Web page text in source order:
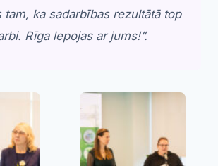
ka sadarbības rezultātā top
Rīga lepojas ar jums!”.